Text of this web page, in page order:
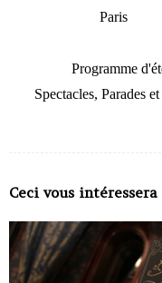
Paris
Programme
Spectacles, Parades
Ceci vous